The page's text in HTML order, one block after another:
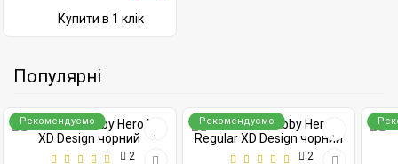
Купити в 1 клік
Популярні
Рекомендуємо
2
Рекомендуємо
2